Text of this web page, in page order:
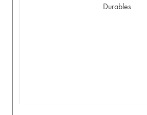
Durables